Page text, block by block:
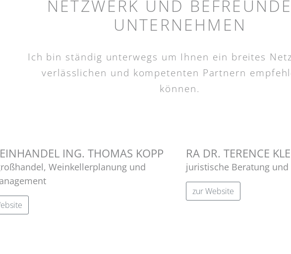
NETZWERK UND
UNTERNEHMEN
Ich bin ständig unterwegs um Ihnen ein breites
verlässlichen und kompetenten Partnern
können.
ING. THOMAS KOPP
Weinkellerplanung und
RA DR. TERENCE
juristische Beratung
zur Website